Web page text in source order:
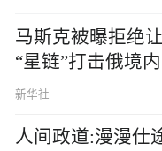
马斯克被曝拒绝
“星链”打击俄境
新华社
人间政道:漫漫仕